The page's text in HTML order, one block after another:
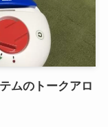
ムのトークアロ